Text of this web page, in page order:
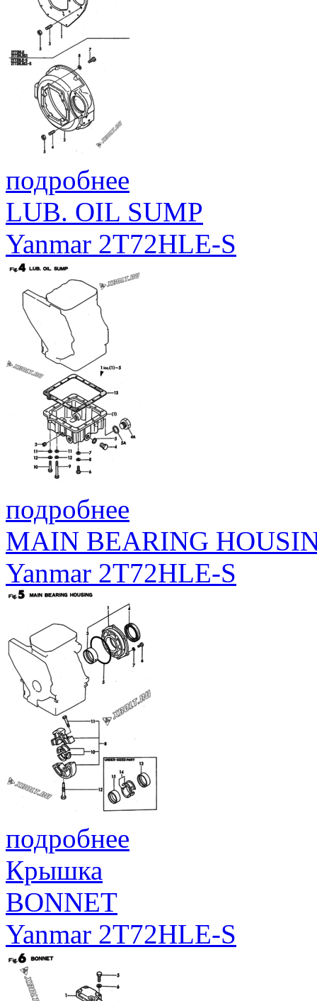
подробнее
LUB. OIL SUMP
Yanmar 2T72HLE-S
подробнее
MAIN BEARING
Yanmar 2T72HLE-S
подробнее
Крышка
BONNET
Yanmar 2T72HLE-S